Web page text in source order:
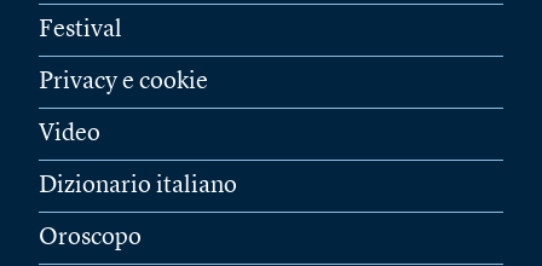
Festival
Privacy e cookie
Video
Dizionario italiano
Oroscopo